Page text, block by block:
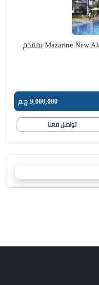
قرية مزارين العلمين الجديدة Mazarine New Alamein بمقدم
9,000,000 ج.م
تواصل معنا